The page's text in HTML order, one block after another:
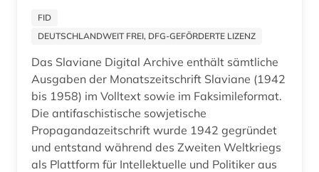
frankreich (2)
frauenbewegung (1)
freud (1)
geisteswissenschaften (6)
genetik (1)
FID
DEUTSCHLANDWEIT FREI, DFG-GEFÖRDERTE LIZENZ
Das Slaviane Digital Archive enthält sämtliche
Ausgaben der Monatszeitschrift Slaviane (1942
bis 1958) im Volltext sowie im Faksimileformat.
Die antifaschistische sowjetische
Propagandazeitschrift wurde 1942 gegründet
und entstand während des Zweiten Weltkriegs
als Plattform für Intellektuelle und Politiker aus